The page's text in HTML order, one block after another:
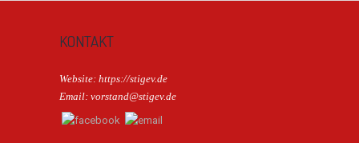
KONTAKT
Website: https://stigev.de
Email: vorstand@stigev.de